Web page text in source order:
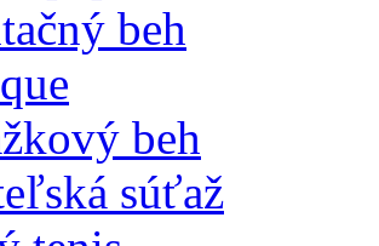
beh
beh
súťaž